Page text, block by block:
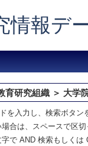
情報デ
育研究組織 ＞ 大学
を入力し、検索ボタ
合は、スペースで区切
で AND 検索もしくは